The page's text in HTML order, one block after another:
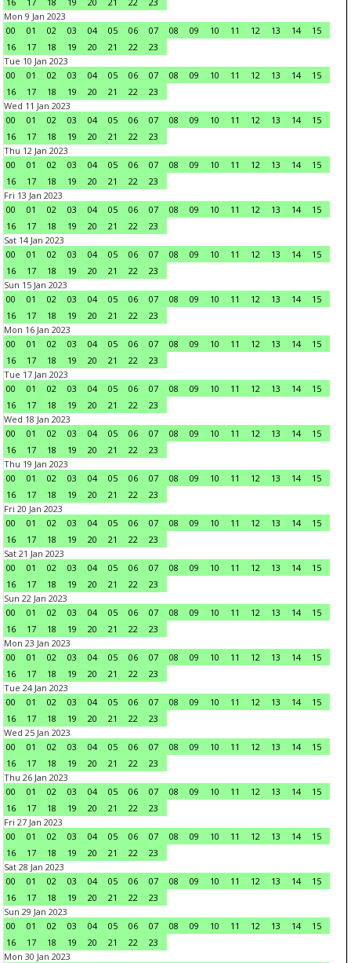
Mon 9 Jan 2023
00
01 02 03 04 05 06 07 08 09 10 11 12 13 14
15
16
17 18 19 20 21 22
23
Tue 10 Jan 2023
00
01 02 03 04 05 06 07 08 09 10 11 12 13 14
15
16
17 18 19 20 21 22
23
Wed 11 Jan 2023
00
01 02 03 04 05 06 07 08 09 10 11 12 13 14
15
16
17 18 19 20 21 22
23
Thu 12 Jan 2023
00
01 02 03 04 05 06 07 08 09 10 11 12 13 14
15
16
17 18 19 20 21 22
23
Fri 13 Jan 2023
00
01 02 03 04 05 06 07 08 09 10 11 12 13 14
15
16
17 18 19 20 21 22
23
Sat 14 Jan 2023
00
01 02 03 04 05 06 07 08 09 10 11 12 13 14
15
16
17 18 19 20 21 22
23
Sun 15 Jan 2023
00
01 02 03 04 05 06 07 08 09 10 11 12 13 14
15
16
17 18 19 20 21 22
23
Mon 16 Jan 2023
00
01 02 03 04 05 06 07 08 09 10 11 12 13 14
15
16
17 18 19 20 21 22
23
Tue 17 Jan 2023
00
01 02 03 04 05 06 07 08 09 10 11 12 13 14
15
16
17 18 19 20 21 22
23
Wed 18 Jan 2023
00
01 02 03 04 05 06 07 08 09 10 11 12 13 14
15
16
17 18 19 20 21 22
23
Thu 19 Jan 2023
00
01 02 03 04 05 06 07 08 09 10 11 12 13 14
15
16
17 18 19 20 21 22
23
Fri 20 Jan 2023
00
01 02 03 04 05 06 07 08 09 10 11 12 13 14
15
16
17 18 19 20 21 22
23
Sat 21 Jan 2023
00
01 02 03 04 05 06 07 08 09 10 11 12 13 14
15
16
17 18 19 20 21 22
23
Sun 22 Jan 2023
00
01 02 03 04 05 06 07 08 09 10 11 12 13 14
15
16
17 18 19 20 21 22
23
Mon 23 Jan 2023
00
01 02 03 04 05 06 07 08 09 10 11 12 13 14
15
16
17 18 19 20 21 22
23
Tue 24 Jan 2023
00
01 02 03 04 05 06 07 08 09 10 11 12 13 14
15
16
17 18 19 20 21 22
23
Wed 25 Jan 2023
00
01 02 03 04 05 06 07 08 09 10 11 12 13 14
15
16
17 18 19 20 21 22
23
Thu 26 Jan 2023
00
01 02 03 04 05 06 07 08 09 10 11 12 13 14
15
16
17 18 19 20 21 22
23
Fri 27 Jan 2023
00
01 02 03 04 05 06 07 08 09 10 11 12 13 14
15
16
17 18 19 20 21 22
23
Sat 28 Jan 2023
00
01 02 03 04 05 06 07 08 09 10 11 12 13 14
15
16
17 18 19 20 21 22
23
Sun 29 Jan 2023
00
01 02 03 04 05 06 07 08 09 10 11 12 13 14
15
16
17 18 19 20 21 22
23
Mon 30 Jan 2023